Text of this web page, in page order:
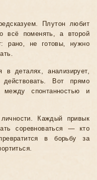
Плутон любит
всё поменять, а второй
рано, не готовы, нужно
деталях, анализирует,
Вот прямо
между спонтанностью и
Каждый привык
соревноваться — кто
в борьбу за